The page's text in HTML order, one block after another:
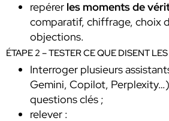
repérer les moments de
comparatif, chiffrage, choix
objections.
ÉTAPE 2 – TESTER CE QUE DISENT
Interroger plusieurs
Gemini, Copilot,
questions clés ;
relever :